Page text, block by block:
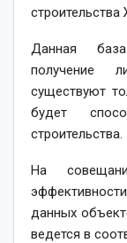
Данная
получение
существуют
будет
строительства.
На
данных
ведется в